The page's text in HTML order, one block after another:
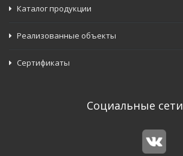
Каталог продукции
Реализованные объекты
Сертификаты
Социальные сети